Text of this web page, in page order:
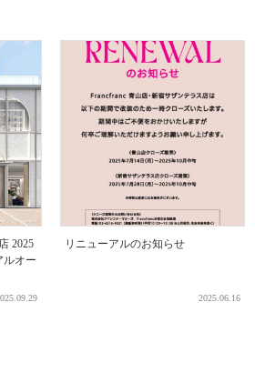
2025
ルオー
リニューアルのお知らせ
2025.06.16